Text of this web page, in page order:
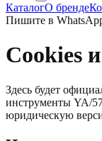
КаталогО бренде
Пишите в
Cookies
Здесь будет
инструменты YA/
юридическую